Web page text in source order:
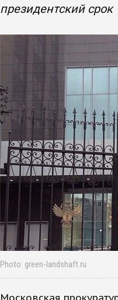
президентский срок
Photo: green-landshaft.ru